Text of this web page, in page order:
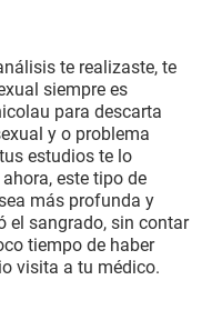
te realizaste, te
siempre es
para descarta
y o problema
estudios te lo
este tipo de
más profunda y
el sangrado, sin contar
tiempo de haber
visita a tu médico.